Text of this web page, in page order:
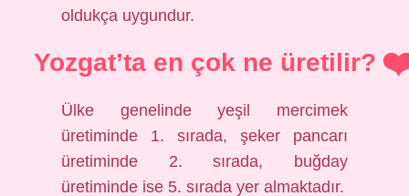
oldukça uygundur.
Yozgat’ta en çok ne üretilir?
Ülke genelinde yeşil mercimek
üretiminde 1. sırada, şeker pancarı
üretiminde 2. sırada, buğday
üretiminde ise 5. sırada yer almaktadır.